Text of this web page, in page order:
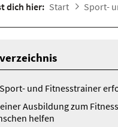
dich hier: Start Sport-
und Fitnesstrainer
Ausbildung zum
helfen